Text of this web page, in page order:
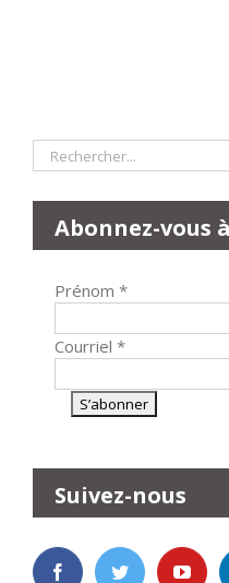
Rechercher:
Abonnez-vous
Prénom *
Courriel *
Suivez-nous